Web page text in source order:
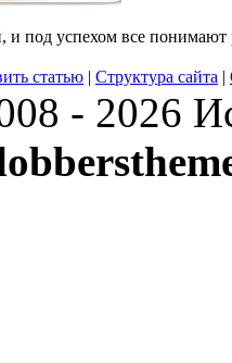
под успехом все понимают
статью | Структура сайта |
- 2026